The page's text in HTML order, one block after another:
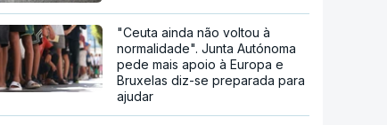
"Ceuta ainda não voltou à
normalidade". Junta Autónoma
pede mais apoio à Europa e
Bruxelas diz-se preparada para
ajudar